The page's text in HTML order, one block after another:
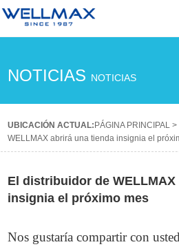
NOTICIAS NOTICIAS
UBICACIÓN ACTUAL: PÁGINA PRINCIPAL >
WELLMAX abrirá una tienda insignia el
El distribuidor de
insignia el próximo mes
Nos gustaría compartir con